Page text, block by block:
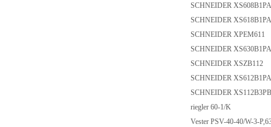
SCHNEIDER
SCHNEIDER
SCHNEIDER
SCHNEIDER
SCHNEIDER
SCHNEIDER
SCHNEIDER
riegler 60-1/K
Vester PSV-40-40/W-